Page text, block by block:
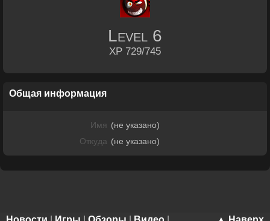
Level 6
XP 729/745
Общая информация
Имя (не указано)
Откуда (не указано)